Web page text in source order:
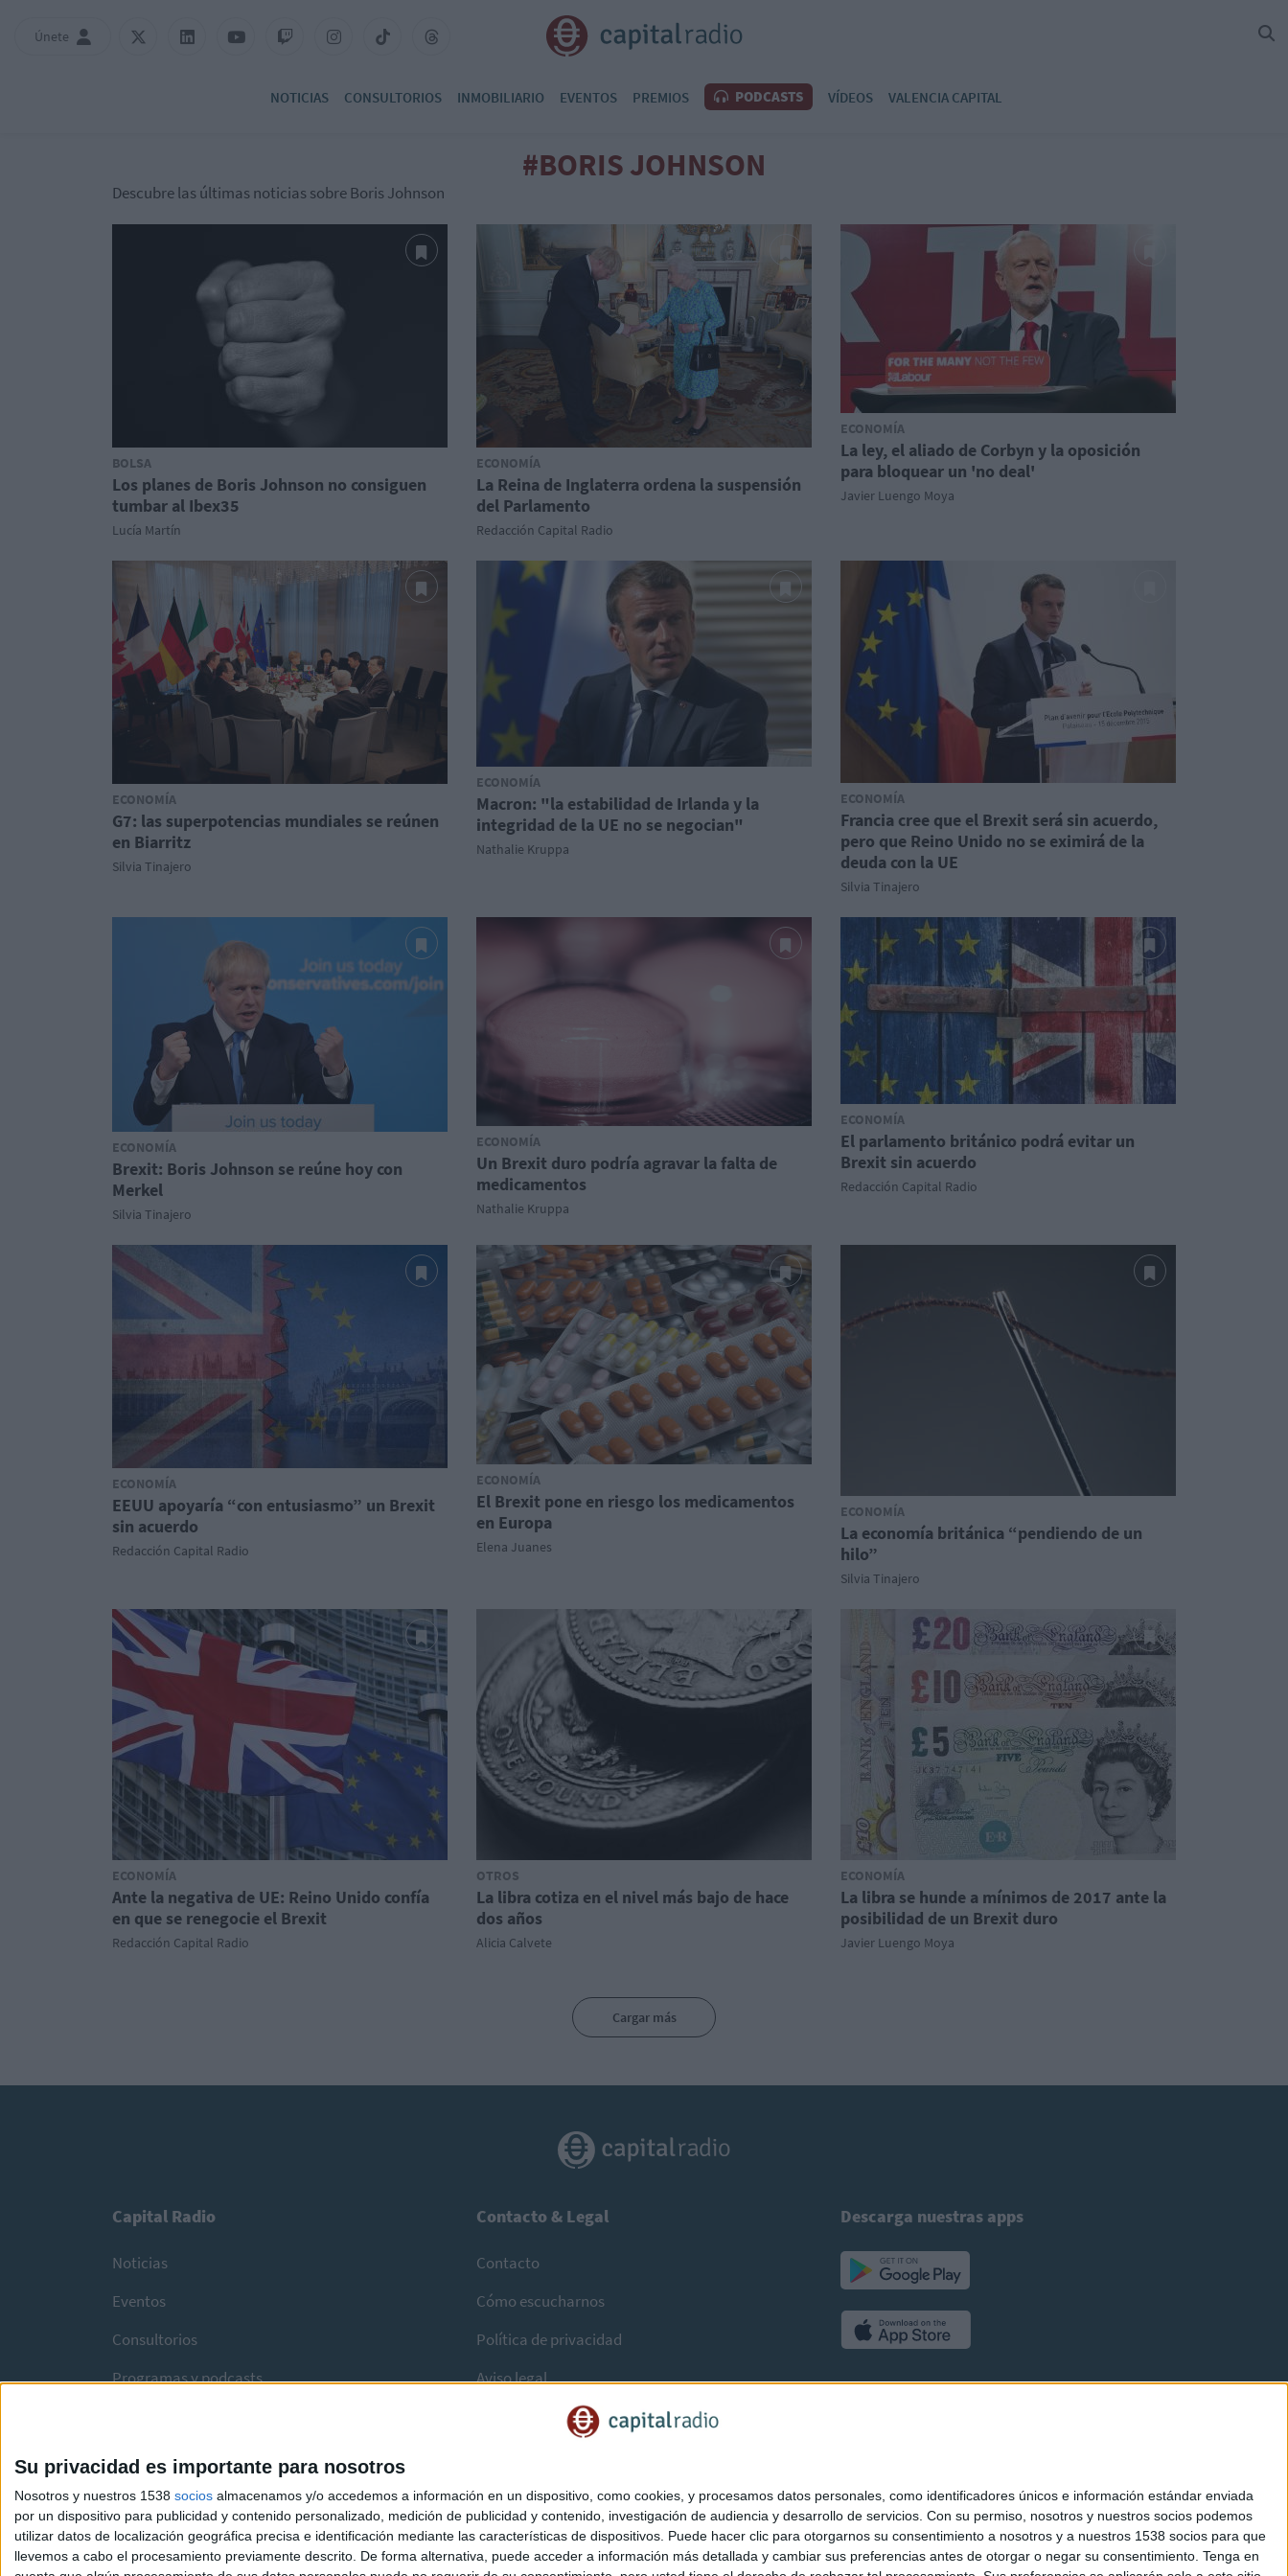
Su privacidad es importante para nosotros
Nosotros y nuestros 1538 socios almacenamos y/o accedemos a información en un dispositivo, como cookies, y procesamos datos personales, como identificadores únicos e información estándar enviada
por un dispositivo para publicidad y contenido personalizado, medición de publicidad y contenido, investigación de audiencia y desarrollo de servicios. Con su permiso, nosotros y nuestros socios podemos
utilizar datos de localización geográfica precisa e identificación mediante las características de dispositivos. Puede hacer clic para otorgarnos su consentimiento a nosotros y a nuestros 1538 socios para que
llevemos a cabo el procesamiento previamente descrito. De forma alternativa, puede acceder a información más detallada y cambiar sus preferencias antes de otorgar o negar su consentimiento. Tenga en
Únete
NOTICIAS CONSULTORIOS INMOBILIARIO EVENTOS PREMIOS PODCASTS VÍDEOS VALENCIA CAPITAL
#BORIS JOHNSON
Descubre las últimas noticias sobre Boris Johnson
BOLSA
Los planes de Boris Johnson no consiguen
tumbar al Ibex35
Lucía Martín
ECONOMÍA
La Reina de Inglaterra ordena la suspensión
del Parlamento
Redacción Capital Radio
ECONOMÍA
La ley, el aliado de Corbyn y la oposición
para bloquear un 'no deal'
Javier Luengo Moya
ECONOMÍA
G7: las superpotencias mundiales se reúnen
en Biarritz
Silvia Tinajero
ECONOMÍA
Macron: "la estabilidad de Irlanda y la
integridad de la UE no se negocian"
Nathalie Kruppa
ECONOMÍA
Francia cree que el Brexit será sin acuerdo,
pero que Reino Unido no se eximirá de la
deuda con la UE
Silvia Tinajero
ECONOMÍA
Brexit: Boris Johnson se reúne hoy con
Merkel
Silvia Tinajero
ECONOMÍA
Un Brexit duro podría agravar la falta de
medicamentos
Nathalie Kruppa
ECONOMÍA
El parlamento británico podrá evitar un
Brexit sin acuerdo
Redacción Capital Radio
ECONOMÍA
EEUU apoyaría “con entusiasmo” un Brexit
sin acuerdo
Redacción Capital Radio
ECONOMÍA
El Brexit pone en riesgo los medicamentos
en Europa
Elena Juanes
ECONOMÍA
La economía británica “pendiendo de un
hilo”
Silvia Tinajero
ECONOMÍA
Ante la negativa de UE: Reino Unido confía
en que se renegocie el Brexit
Redacción Capital Radio
OTROS
La libra cotiza en el nivel más bajo de hace
dos años
Alicia Calvete
ECONOMÍA
La libra se hunde a mínimos de 2017 ante la
posibilidad de un Brexit duro
Javier Luengo Moya
Cargar más
Capital Radio
Noticias
Eventos
Consultorios
Programas y podcasts
Contacto & Legal
Contacto
Cómo escucharnos
Política de privacidad
Aviso legal
Descarga nuestras apps